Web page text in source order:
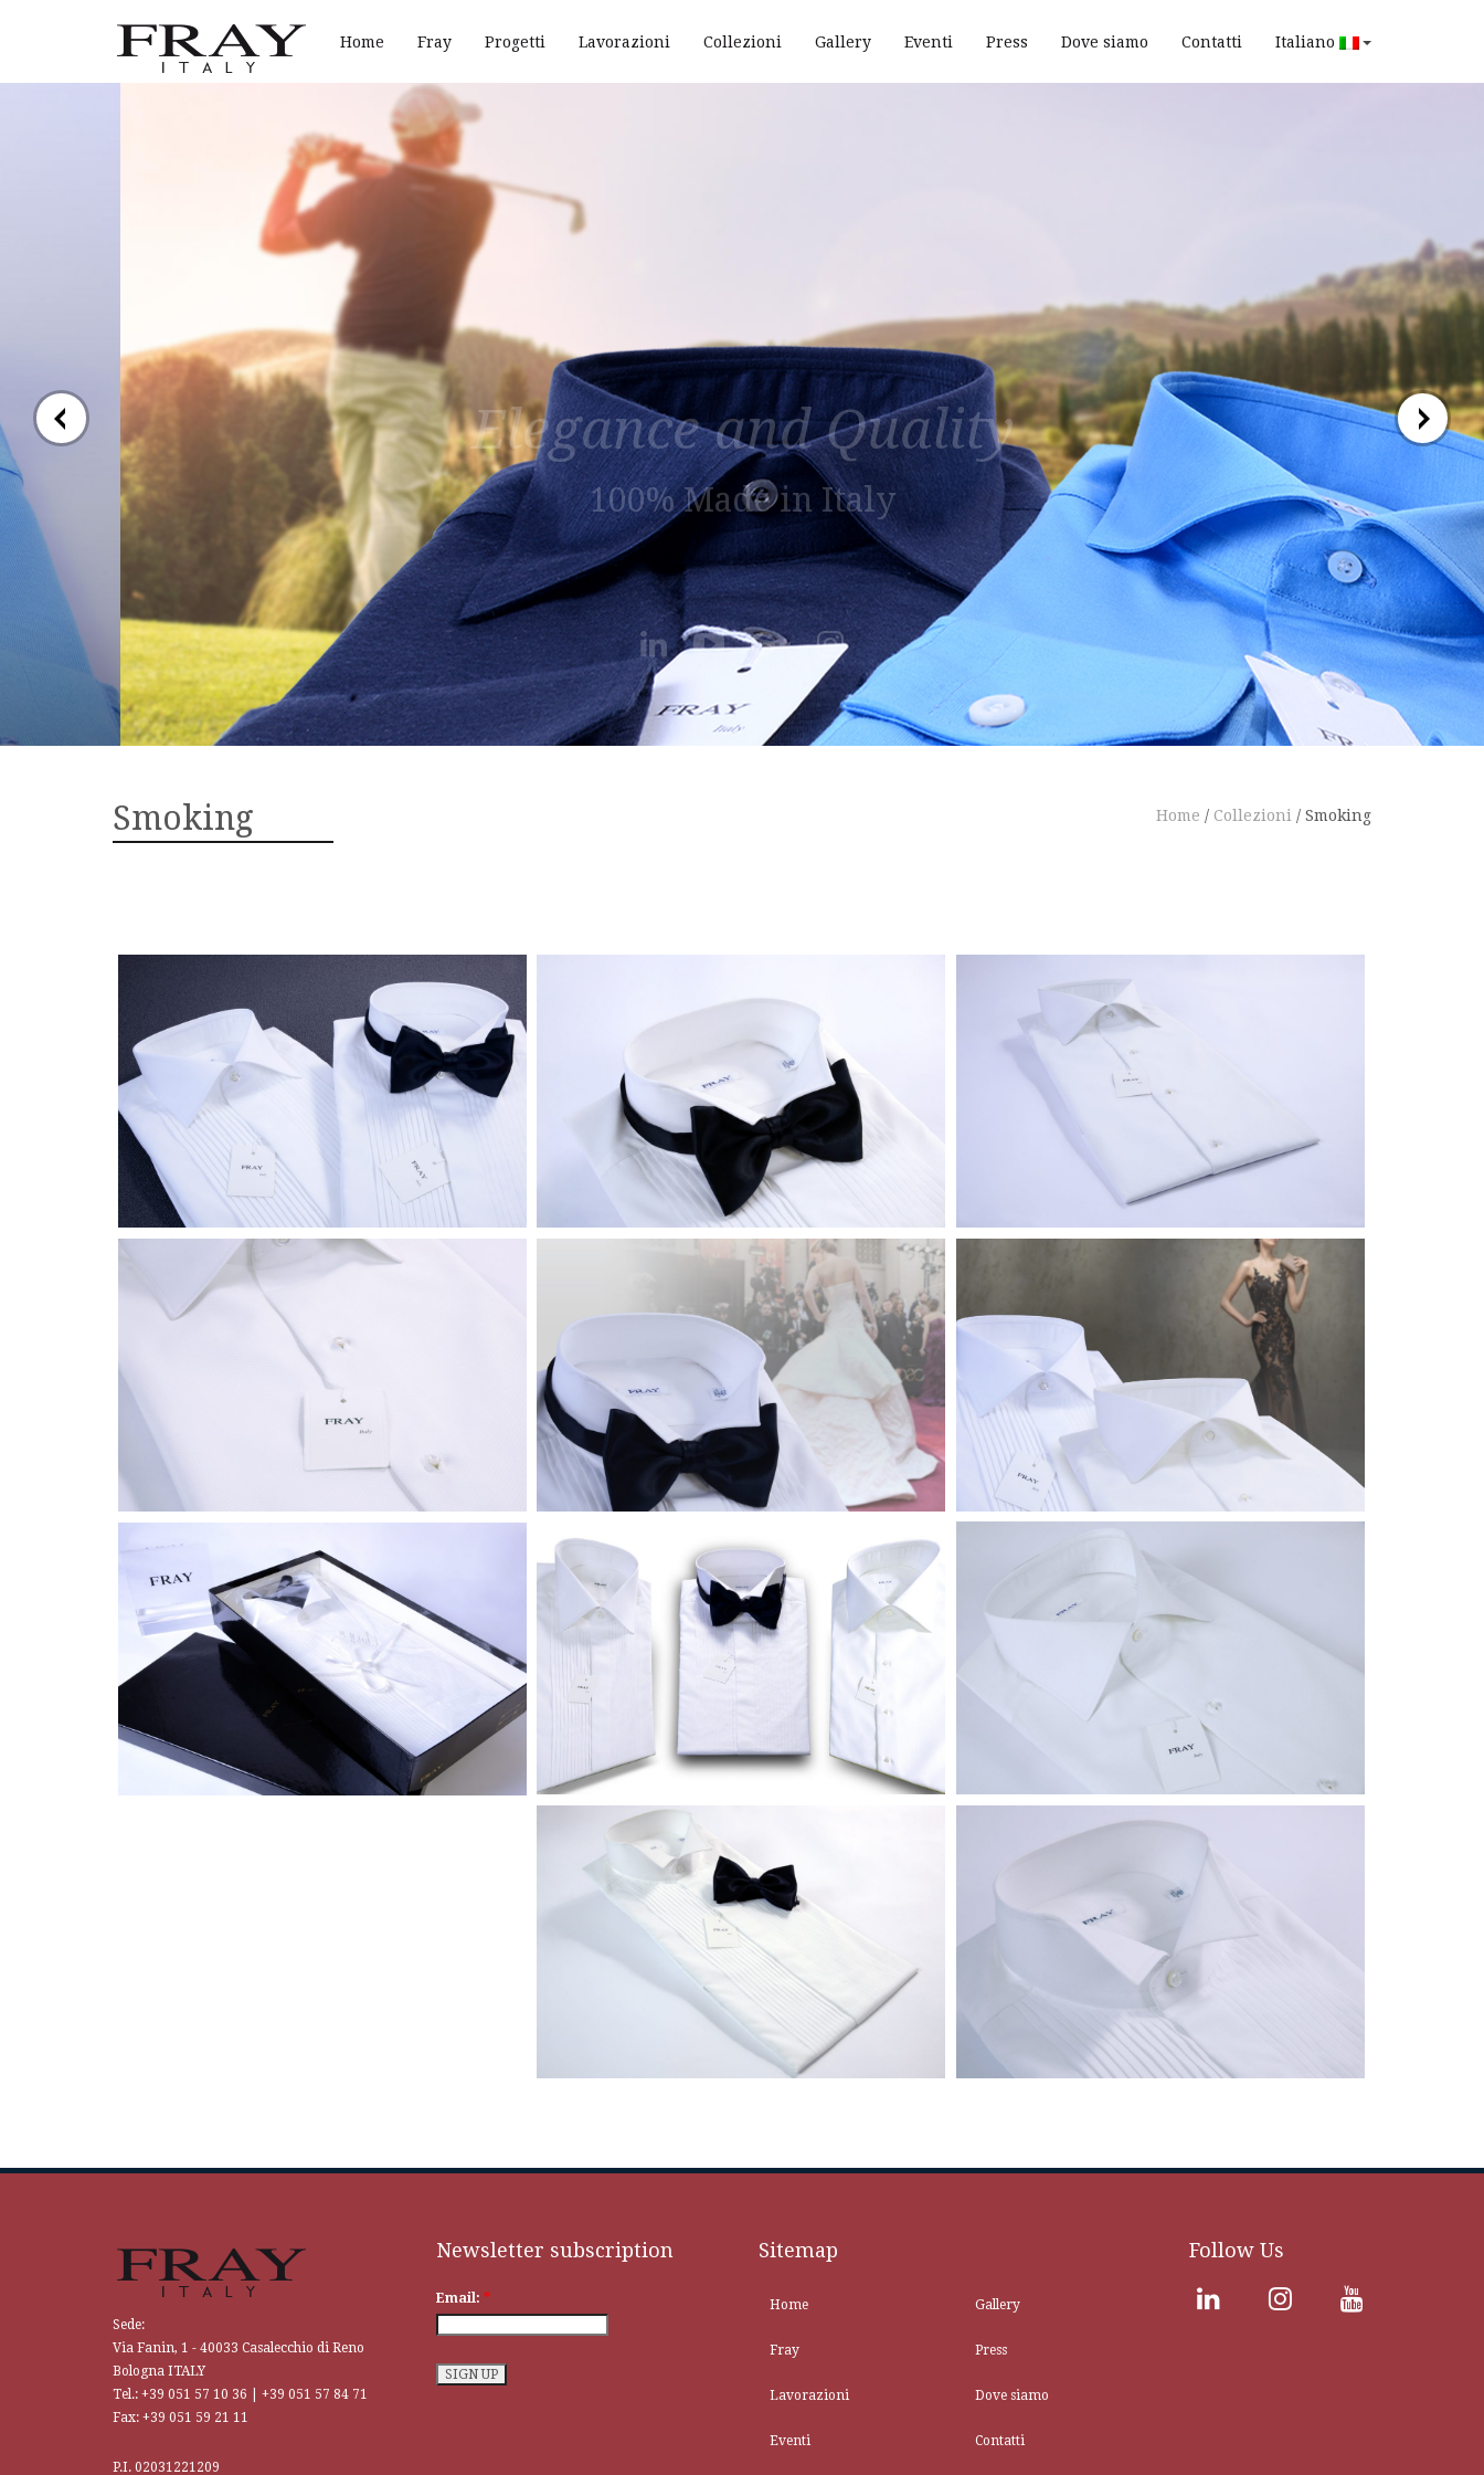
Home Fray Progetti Lavorazioni Collezioni Gallery Eventi Press Dove siamo Contatti Italiano
Elegance and Quality
100% Made in Italy
Smoking Home / Collezioni / Smoking
Sede:
Via Fanin, 1 - 40033 Casalecchio di Reno
Bologna ITALY
Tel.: +39 051 57 10 36 | +39 051 57 84 71
Fax: +39 051 59 21 11
P.I. 02031221209
Newsletter subscription
Email: *
Sitemap
Home
Fray
Lavorazioni
Eventi
Gallery
Press
Dove siamo
Contatti
Follow Us